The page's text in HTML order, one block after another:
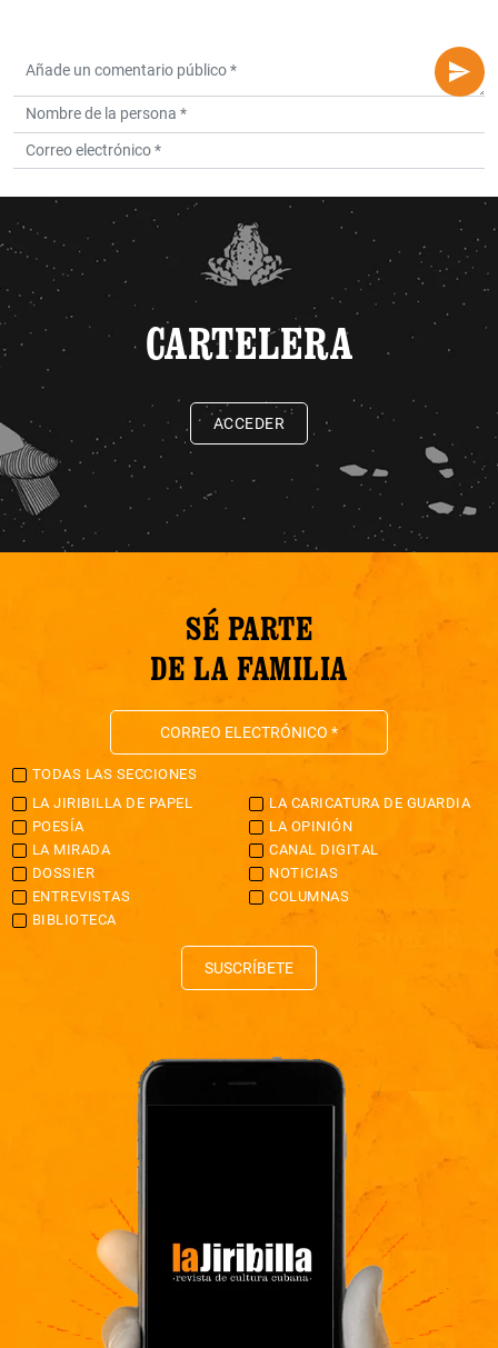
CARTELERA
ACCEDER
SÉ PARTE
DE LA FAMILIA
TODAS LAS SECCIONES
LA JIRIBILLA DE PAPEL
LA CARICATURA DE GUARDIA
POESÍA
LA OPINIÓN
LA MIRADA
CANAL DIGITAL
DOSSIER
NOTICIAS
ENTREVISTAS
COLUMNAS
BIBLIOTECA
SUSCRÍBETE